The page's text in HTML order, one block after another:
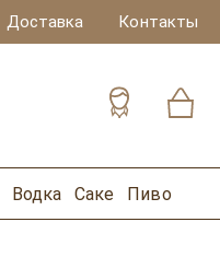
Доставка Контакты
Водка Саке Пиво